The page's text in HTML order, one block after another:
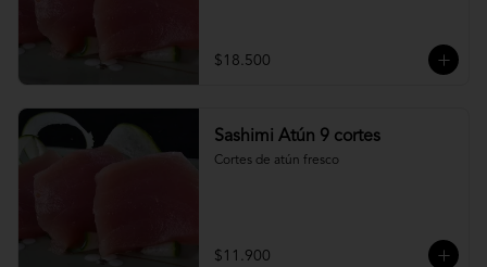
$18.500
Sashimi Atún 9 cortes
Cortes de atún fresco
$11.900